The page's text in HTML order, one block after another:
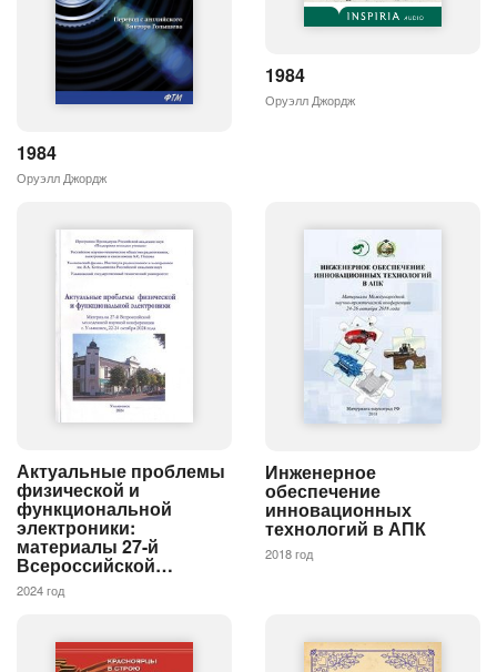
1984
Оруэлл Джордж
1984
Оруэлл Джордж
Актуальные проблемы
физической и
функциональной
электроники:
материалы 27-й
Всероссийской…
2024 год
Инженерное
обеспечение
инновационных
технологий в АПК
2018 год